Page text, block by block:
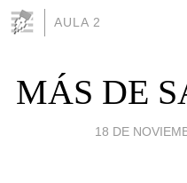
AULA 2
MÁS DE
18 DE